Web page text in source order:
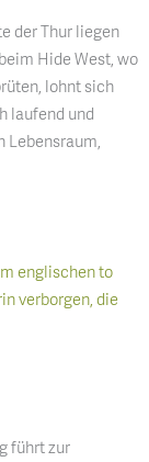
der Thur liegen
Hide West, wo
lohnt sich
laufend und
Lebensraum,
englischen to
verborgen, die
führt zur